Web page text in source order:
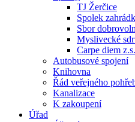
TJ Žerčice
Spolek
Sbor
Myslivecké
Carpe diem z.s.
Autobusové spojení
Knihovna
Řád veřejného
Kanalizace
K zakoupení
Úřad